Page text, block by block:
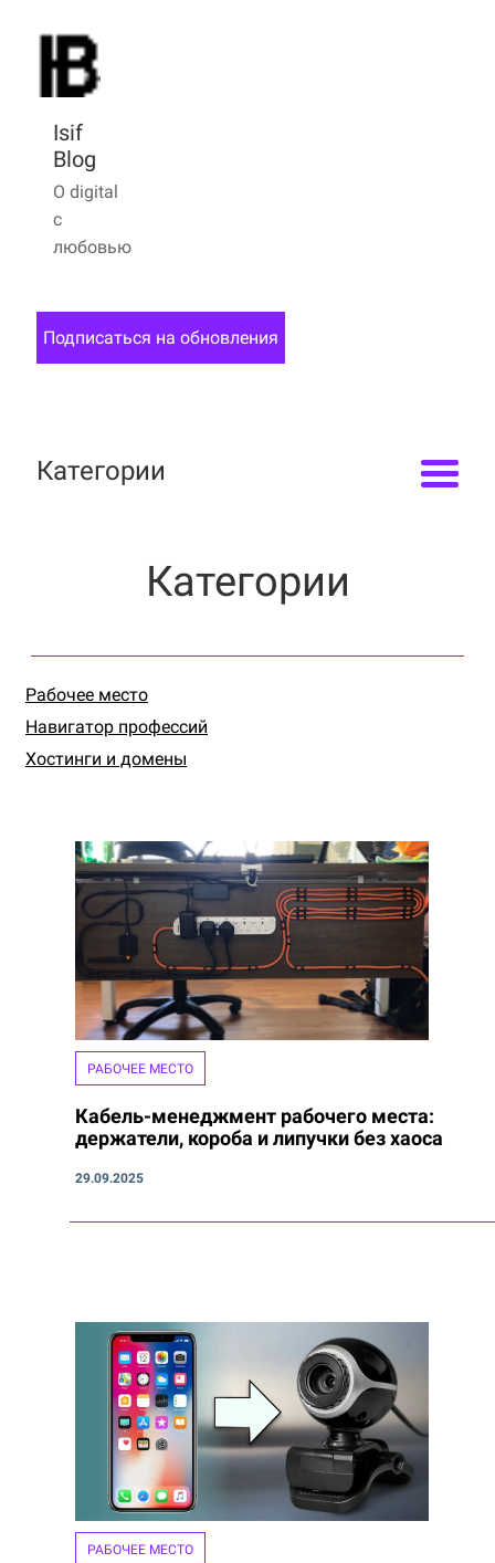
Isif
Blog
О digital
с
любовью
Подписаться на обновления
Категории
Категории
Рабочее место
Навигатор профессий
Хостинги и домены
РАБОЧЕЕ МЕСТО
Кабель-менеджмент рабочего места:
держатели, короба и липучки без хаоса
29.09.2025
РАБОЧЕЕ МЕСТО